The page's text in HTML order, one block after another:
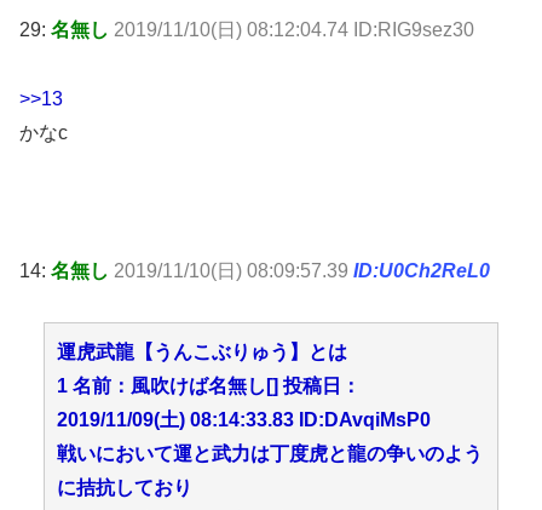
29: 名無し 2019/11/10(日) 08:12:04.74 ID:RIG9sez30
>>13
かなc
14: 名無し 2019/11/10(日) 08:09:57.39 ID:U0Ch2ReL0
運虎武龍【うんこぶりゅう】とは
1 名前：風吹けば名無し[] 投稿日：
2019/11/09(土) 08:14:33.83 ID:DAvqiMsP0
戦いにおいて運と武力は丁度虎と龍の争いのよう
に拮抗しており